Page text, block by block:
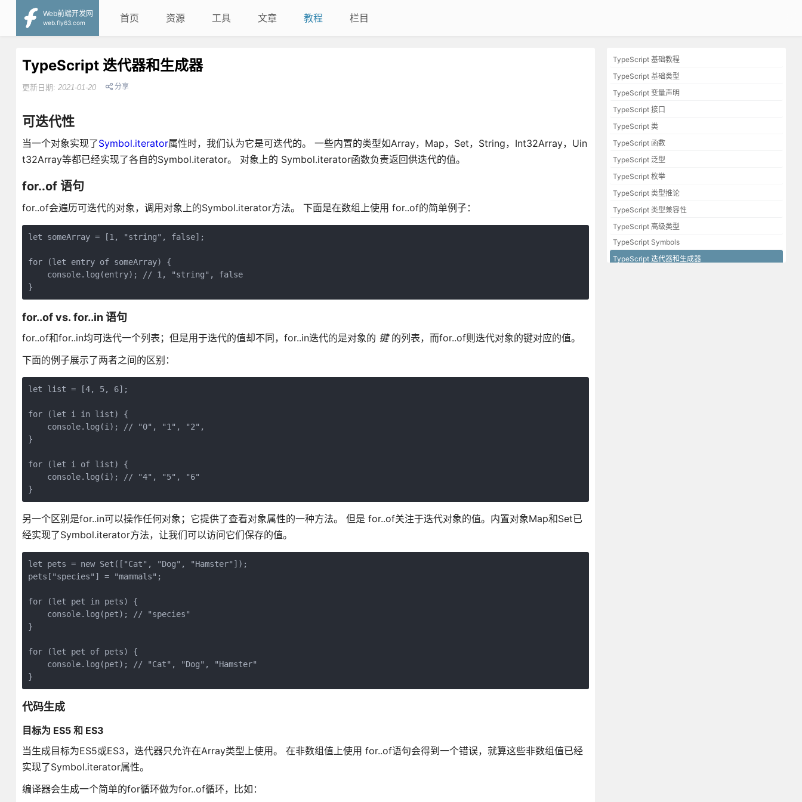
Web前端开发网
web.fly63.com
首页 资源 工具 文章 教程 栏目
TypeScript 基础教程
TypeScript 基础类型
TypeScript 变量声明
TypeScript 接口
TypeScript 类
TypeScript 函数
TypeScript 泛型
TypeScript 枚举
TypeScript 类型推论
TypeScript 类型兼容性
TypeScript 高级类型
TypeScript Symbols
TypeScript 迭代器和生成器
TypeScript 迭代器和生成器
更新日期: 2021-01-20 分享
可迭代性
当一个对象实现了Symbol.iterator属性时，我们认为它是可迭代的。 一些内置的类型如Array，Map，Set，String，Int32Array，Uin
t32Array等都已经实现了各自的Symbol.iterator。 对象上的 Symbol.iterator函数负责返回供迭代的值。
for..of 语句
for..of会遍历可迭代的对象，调用对象上的Symbol.iterator方法。 下面是在数组上使用 for..of的简单例子：
let someArray = [1, "string", false];
for (let entry of someArray) {
    console.log(entry); // 1, "string", false
for..of vs. for..in 语句
for..of和for..in均可迭代一个列表；但是用于迭代的值却不同，for..in迭代的是对象的 键的列表，而for..of则迭代对象的键对应的值。
下面的例子展示了两者之间的区别：
let list = [4, 5, 6];
for (let i in list) {
    console.log(i); // "0", "1", "2",
}
for (let i of list) {
    console.log(i); // "4", "5", "6"
另一个区别是for..in可以操作任何对象；它提供了查看对象属性的一种方法。 但是 for..of关注于迭代对象的值。内置对象Map和Set已
经实现了Symbol.iterator方法，让我们可以访问它们保存的值。
let pets = new Set(["Cat", "Dog", "Hamster"]);
pets["species"] = "mammals";
for (let pet in pets) {
    console.log(pet); // "species"
}
for (let pet of pets) {
    console.log(pet); // "Cat", "Dog", "Hamster"
代码生成
目标为 ES5 和 ES3
当生成目标为ES5或ES3，迭代器只允许在Array类型上使用。 在非数组值上使用 for..of语句会得到一个错误，就算这些非数组值已经
实现了Symbol.iterator属性。
编译器会生成一个简单的for循环做为for..of循环，比如：